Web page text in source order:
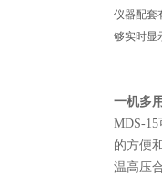
仪器配套
够实时显
一机多
MDS-
的方便
温高压